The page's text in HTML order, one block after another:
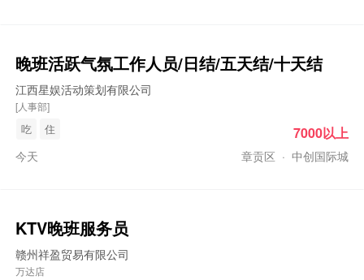
晚班活跃气氛工作人员/日结/五天结/十天结
江西星娱活动策划有限公司
[人事部]
吃 住
今天 章贡区 · 中创国际城
7000以上
KTV晚班服务员
赣州祥盈贸易有限公司
万达店